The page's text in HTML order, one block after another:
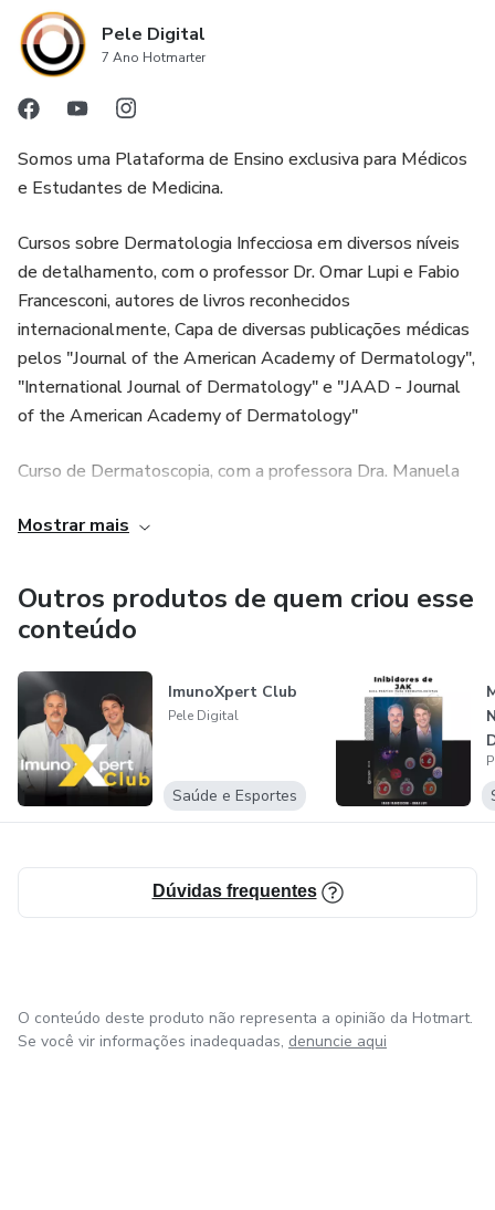
Pele Digital
7 Ano Hotmarter
Somos uma Plataforma de Ensino exclusiva para Médicos
e Estudantes de Medicina.
Cursos sobre Dermatologia Infecciosa em diversos níveis
de detalhamento, com o professor Dr. Omar Lupi e Fabio
Francesconi, autores de livros reconhecidos
internacionalmente, Capa de diversas publicações médicas
pelos "Journal of the American Academy of Dermatology",
"International Journal of Dermatology" e "JAAD - Journal
of the American Academy of Dermatology"
Curso de Dermatoscopia, com a professora Dra. Manuela
em Nova Iorque e pós-graduada em Dermatologia pela
Dermatologia na University of Miami Miller School of
Medicine.
Mostrar mais
Outros produtos de quem criou esse
conteúdo
ImunoXpert Club
Pele Digital
Saúde e Esportes
Dúvidas frequentes
O conteúdo deste produto não representa a opinião da Hotmart.
Se você vir informações inadequadas, denuncie aqui